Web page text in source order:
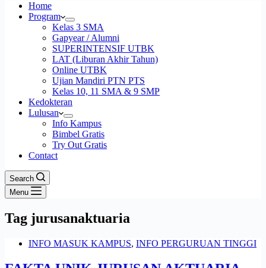
Home
Program
Kelas 3 SMA
Gapyear / Alumni
SUPERINTENSIF UTBK
LAT (Liburan Akhir Tahun)
Online UTBK
Ujian Mandiri PTN PTS
Kelas 10, 11 SMA & 9 SMP
Kedokteran
Lulusan
Info Kampus
Bimbel Gratis
Try Out Gratis
Contact
Search
Menu
Tag jurusanaktuaria
INFO MASUK KAMPUS, INFO PERGURUAN TINGGI